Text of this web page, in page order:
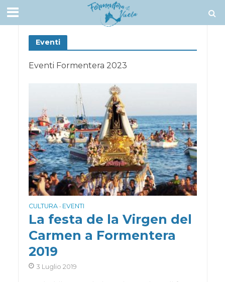
Eventi
Eventi Formentera 2023
CULTURA • EVENTI
La festa de la Virgen del
Carmen a Formentera
2019
3 Luglio 2019